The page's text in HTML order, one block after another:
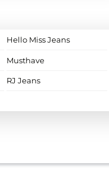
Hello Miss Jeans
Musthave
RJ Jeans